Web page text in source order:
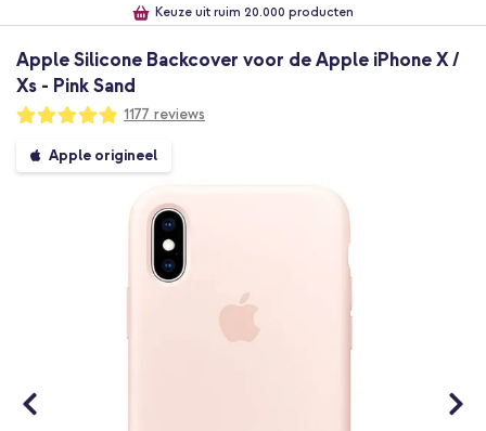
Keuze uit ruim 20.000 producten
Apple Silicone Backcover voor de Apple iPhone X /
Xs - Pink Sand
Waardering:
97
100
1177 reviews
Ga
naar
Apple origineel